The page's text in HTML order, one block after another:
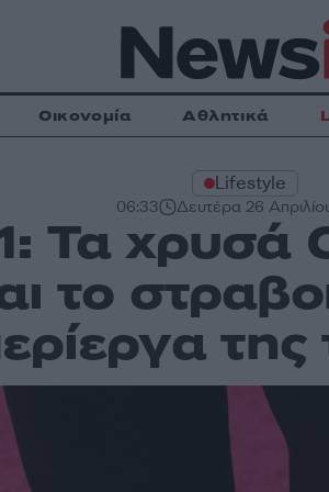
Οικονομία Αθλητικά
Lifestyle
06:33 Δευτέρα 26
Τα χρυσά
το
της